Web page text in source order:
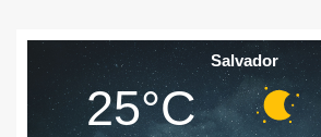
Salvador
25°C